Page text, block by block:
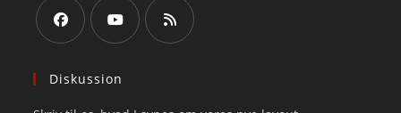
in
in
Diskussion